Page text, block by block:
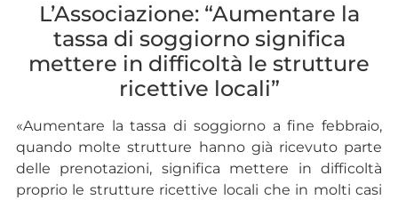
L’Associazione: “Aumentare la
tassa di soggiorno significa
mettere in difficoltà le strutture
ricettive locali”
«Aumentare la tassa di soggiorno a fine febbraio,
quando molte strutture hanno già ricevuto parte
delle prenotazioni, significa mettere in difficoltà
proprio le strutture ricettive locali che in molti casi